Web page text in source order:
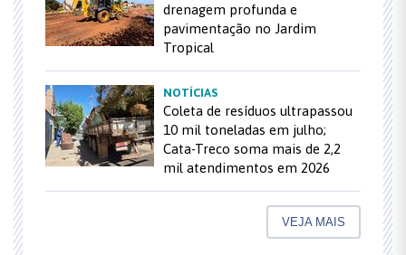
drenagem profunda e
pavimentação no Jardim
Tropical
NOTÍCIAS
Coleta de resíduos ultrapassou
10 mil toneladas em julho;
Cata-Treco soma mais de 2,2
mil atendimentos em 2026
VEJA MAIS